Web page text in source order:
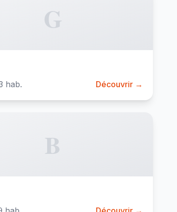
G
hab. Découvrir →
B